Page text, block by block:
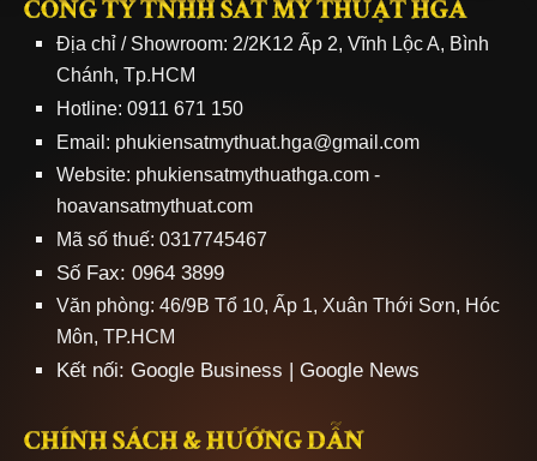
CÔNG TY TNHH SẮT MỸ THUẬT HGA
Địa chỉ / Showroom: 2/2K12 Ấp 2, Vĩnh Lộc A, Bình
Chánh, Tp.HCM
Hotline: 0911 671 150
Email: phukiensatmythuat.hga@gmail.com
Website: phukiensatmythuathga.com-
hoavansatmythuat.com
Mã số thuế: 0317745467
Số Fax: 0964 3899
Văn phòng: 46/9B Tổ 10, Ấp 1, Xuân Thới Sơn, Hóc
Môn, TP.HCM
Kết nối: Google Business | Google News
CHÍNH SÁCH & HƯỚNG DẪN